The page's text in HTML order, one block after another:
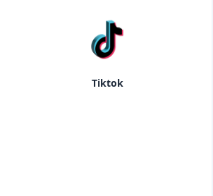
Tiktok